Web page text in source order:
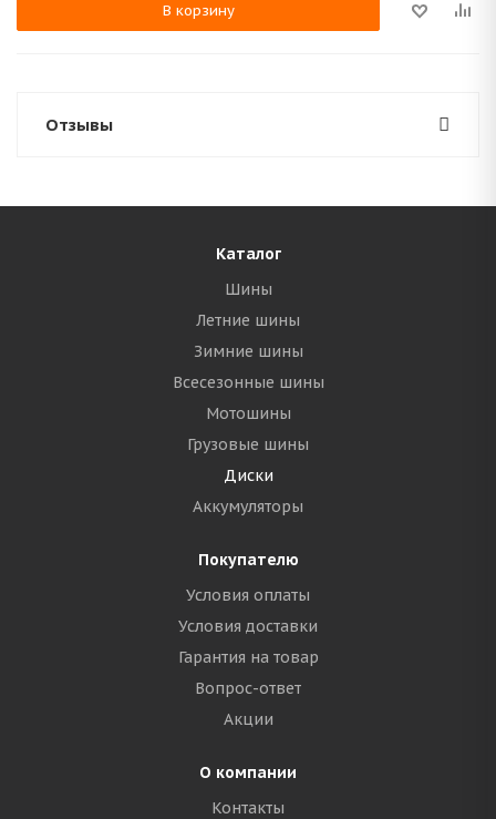
В корзину
Отзывы
Каталог
Шины
Летние шины
Зимние шины
Всесезонные шины
Мотошины
Грузовые шины
Диски
Аккумуляторы
Покупателю
Условия оплаты
Условия доставки
Гарантия на товар
Вопрос-ответ
Акции
О компании
Контакты